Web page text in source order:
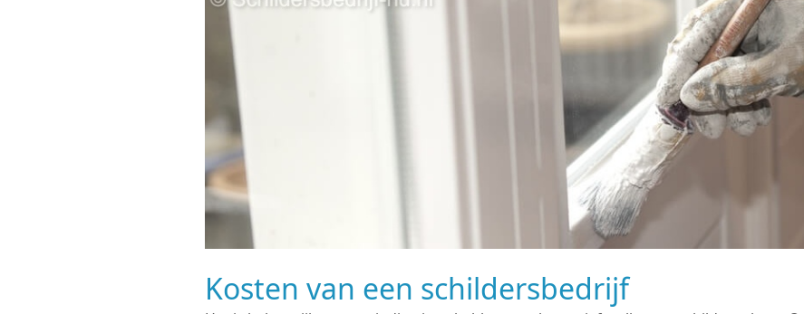
Kosten van een schildersbedrijf